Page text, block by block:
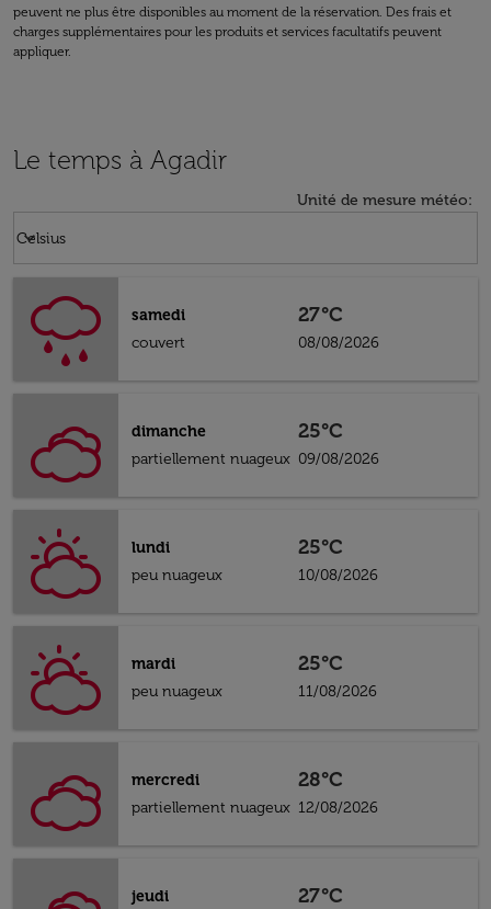
peuvent ne plus être disponibles au moment de la réservation. Des frais et
charges supplémentaires pour les produits et services facultatifs peuvent
appliquer.
Le temps à Agadir
Unité de mesure météo:
Celsius
keyboard_arrow_down
samedi
couvert
27°C
08/08/2026
dimanche
partiellement nuageux
25°C
09/08/2026
lundi
peu nuageux
25°C
10/08/2026
mardi
peu nuageux
25°C
11/08/2026
mercredi
partiellement nuageux
28°C
12/08/2026
jeudi
27°C